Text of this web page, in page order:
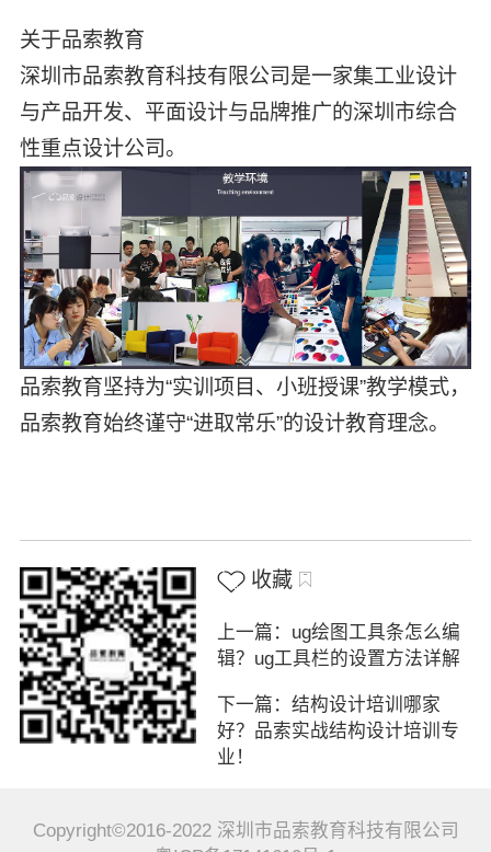
关于品索教育
深圳市品索教育科技有限公司是一家集工业设计
与产品开发、平面设计与品牌推广的深圳市综合
性重点设计公司。
品索教育坚持为“实训项目、小班授课”教学模式，
品索教育始终谨守“进取常乐”的设计教育理念。
收藏
上一篇：ug绘图工具条怎么编
辑？ug工具栏的设置方法详解
下一篇：结构设计培训哪家
好？品索实战结构设计培训专
业！
Copyright©2016-2022 深圳市品索教育科技有限公司